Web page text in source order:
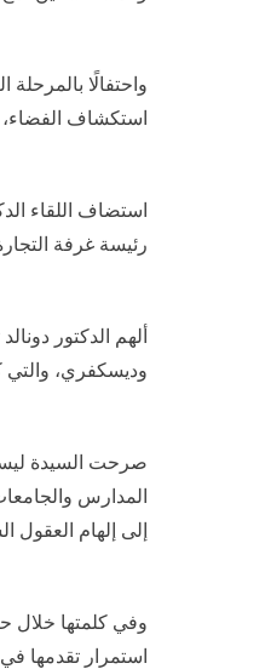
واحتفالًا
استكشاف الفضاء،
استضاف اللقاء
رئيسة غرفة
وديسكفري،
صرحت السيدة
المدارس
إلى إلهام العقول
وفي كلمتها خلال
استمرار تقدمها